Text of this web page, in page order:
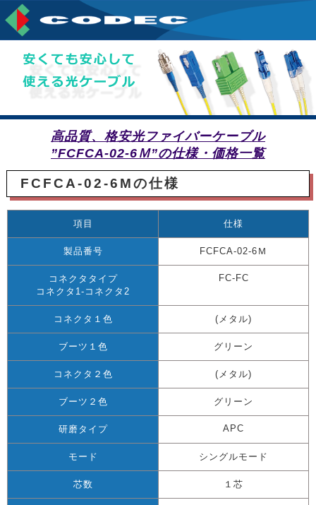
高品質、格安光ファイバーケーブル
”FCFCA-02-6Ｍ”の仕様・価格一覧
FCFCA-02-6Mの仕様
項目 仕様
製品番号 FCFCA-02-6Ｍ
コネクタタイプ
コネクタ1-コネクタ2
FC-FC
コネクタ１色 (メタル)
ブーツ１色 グリーン
コネクタ２色 (メタル)
ブーツ２色 グリーン
研磨タイプ APC
モード シングルモード
芯数 １芯